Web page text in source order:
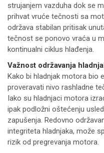
strujanjem vazduha dok se
prihvat vruće tečnosti sa
održava stabilan pritisak
tečnost se ponovo vraća u
kontinualni ciklus hlađenja.
Važnost održavanja
Kako bi hladnjak motora bio
proveravati nivo rashladne
Iako su hladnjaci motora
ipak podložni oštećenju
zapušenja. Redovno
integriteta hladnjaka, može
rizik od pregrevanja motora.